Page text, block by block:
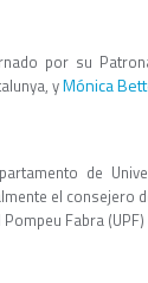
por su
yMónica
de
el
Fabra (UPF)